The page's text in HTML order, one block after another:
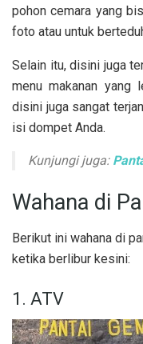
pohon cemara yang
foto atau untuk
Selain itu, disini juga
menu makanan yang
disini juga sangat
isi dompet Anda.
Kunjungi juga:
Wahana di
Berikut ini wahana di
ketika berlibur kesini:
1. ATV